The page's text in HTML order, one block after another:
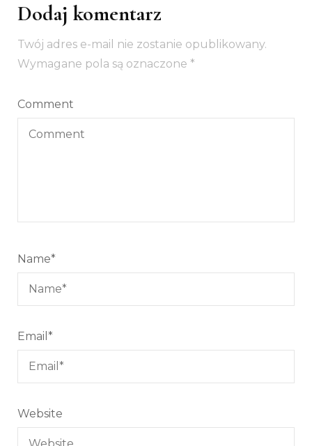
Dodaj komentarz
Twój adres e-mail nie zostanie opublikowany.
Wymagane pola są oznaczone *
Comment
Name*
Email *
Website